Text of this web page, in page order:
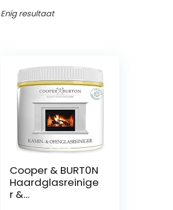
Enig resultaat
Cooper & BURT0N
Haardglasreinige
r &